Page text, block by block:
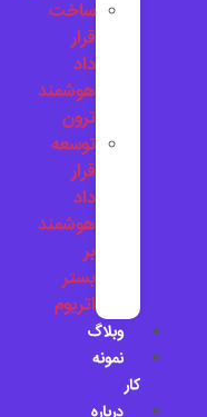
ساخت
قرار
داد
هوشمند
ترون
توسعه
قرار
داد
هوشمند
بر
بستر
اتریوم
وبلاگ
نمونه
کار